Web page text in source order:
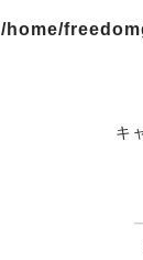
/home/
キ